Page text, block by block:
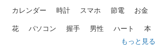
カレンダー 時計 スマホ 節電 お金
花 パソコン 握手 男性 ハート 本
トラック 木
もっと見る